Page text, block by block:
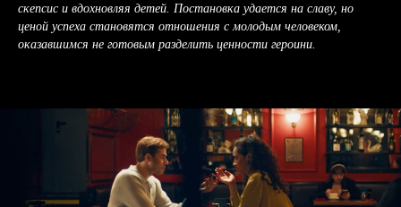
скепсис и вдохновляя детей. Постановка удается на славу, но
ценой успеха становятся отношения с молодым человеком,
оказавшимся не готовым разделить ценности героини.